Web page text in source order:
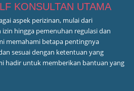
KONSULTAN UTAMA
aspek perizinan, mulai dari
hingga pemenuhan regulasi dan
memahami betapa pentingnya
sesuai dengan ketentuan yang
hadir untuk memberikan bantuan yang